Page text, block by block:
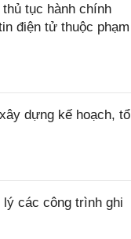
tục hành chính
điện tử thuộc phạm
dựng kế hoạch, tổ
lý các công trình ghi